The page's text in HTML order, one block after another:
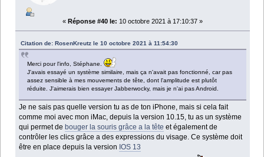
« Réponse #40 le: 10 octobre 2021 à 17:10:37 »
Citation de: RosenKreutz le 10 octobre 2021 à 11:54:30
Merci pour l'info, Stéphane.
J'avais essayé un système similaire, mais ça n'avait pas fonctionné, car pas
assez sensible à mes mouvements de tête, dont l'amplitude est plutôt
réduite. J'aimerais bien essayer Jabberwocky, mais je n'ai pas Android.
Je ne sais pas quelle version tu as de ton iPhone, mais si cela fait
comme moi avec mon iMac, depuis la version 10.15, tu as un système
qui permet de bouger la souris grâce a la tête et également de
contrôler les clics grâce a des expressions du visage. Ce système doit
être en place depuis la version IOS 13